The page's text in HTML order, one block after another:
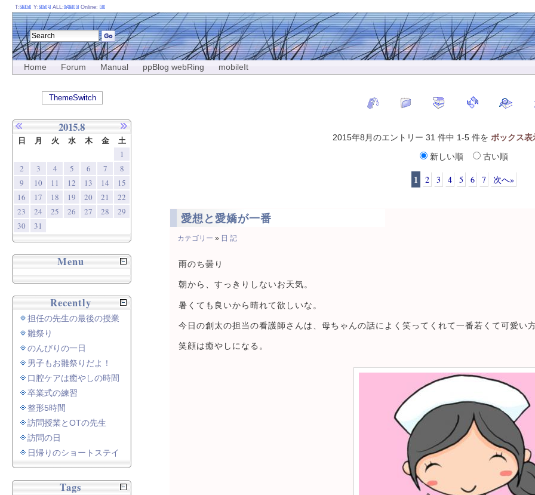
Home Forum Manual ppBlog webRing mobileIt
2015年8月のエントリー 31 件中 1-5 件を ボックス表
新しい順
古い順
1 2 3 4 5 6 7 次へ»
愛想と愛嬌が一番
カテゴリー » 日 記
雨のち曇り
朝から、すっきりしないお天気。
暑くても良いから晴れて欲しいな。
今日の創太の担当の看護師さんは、母ちゃんの話によく笑ってくれて一番若くて可愛い
笑顔は癒やしになる。
T: Y: ALL: Online:
ThemeSwitch
2015.8
日 月 火 水 木 金 土
1
2
3 4 5 6 7
8
9
10 11 12 13 14
15
16
17 18 19 20 21
22
23
24 25 26 27 28
29
30
31
Menu
Recently
担任の先生の最後の授業
雛祭り
のんびりの一日
男子もお雛祭りだよ！
口腔ケアは癒やしの時間
卒業式の練習
整形5時間
訪問授業とOTの先生
訪問の日
日帰りのショートステイ
Tags